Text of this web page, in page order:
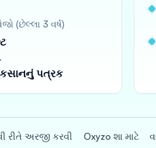
(છેલ્લા 3 વર્ષ)
પત્રક
રીતે અરજી કરવી Oxyzo શા માટે